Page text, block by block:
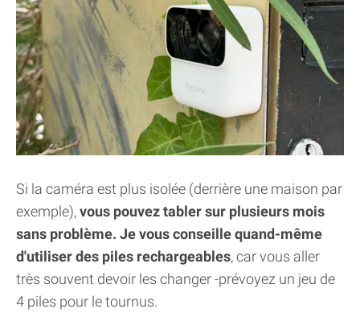
Si la caméra est plus isolée (derrière une maison par
exemple),vous pouvez tabler sur plusieurs mois
sans problème. Je vous conseille quand-même
d'utiliser des piles rechargeables, car vous aller
très souvent devoir les changer -prévoyez un jeu de
4 piles pour le tournus.